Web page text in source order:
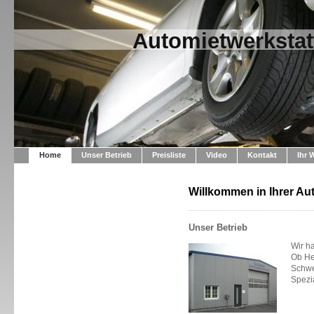
Home Unser Betrieb Preisliste Video Kontakt Ihr
Willkommen in Ihrer
Unser Betrieb
Wir
Ob